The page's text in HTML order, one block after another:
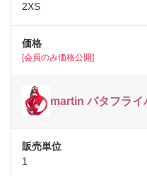
2XS
[会員のみ価格公開]
martin バタフライ
1